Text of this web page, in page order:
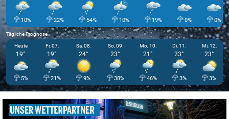
10% 22% 54% 10% 19% 0% 0%
Tägliche Prognose
Heute
19°
5%
Fr, 07.
19°
21%
Sa, 08.
24°
9%
So, 09.
23°
38%
Mo, 10.
21°
46%
Di, 11.
23°
3%
Mi, 12.
23°
3%